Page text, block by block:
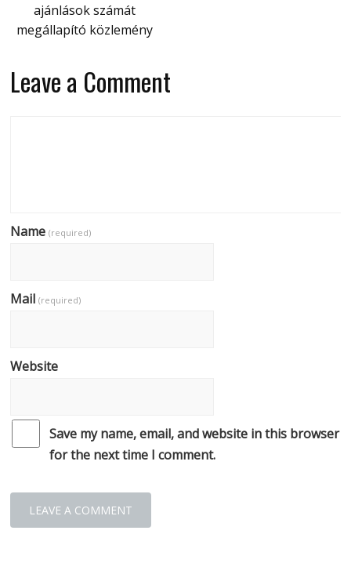
ajánlások számát
megállapító közlemény
Leave a Comment
Name(required)
Mail(required)
Website
Save my name, email, and website in this browser
for the next time I comment.